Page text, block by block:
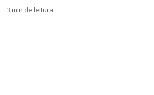
3 min de leitura